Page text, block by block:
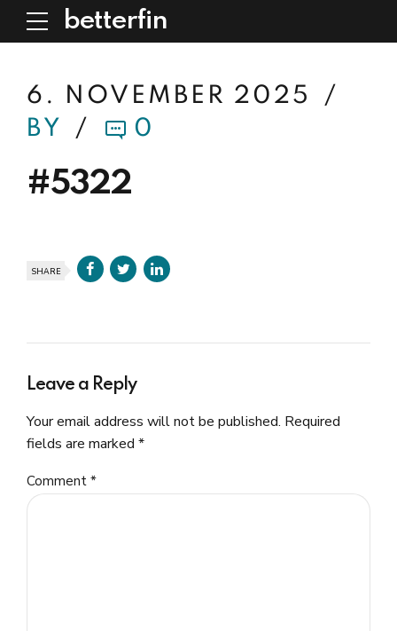
betterfin
6. NOVEMBER 2025
BY
0
#5322
SHARE
Leave a Reply
Your email address will not be published. Required
fields are marked *
Comment *